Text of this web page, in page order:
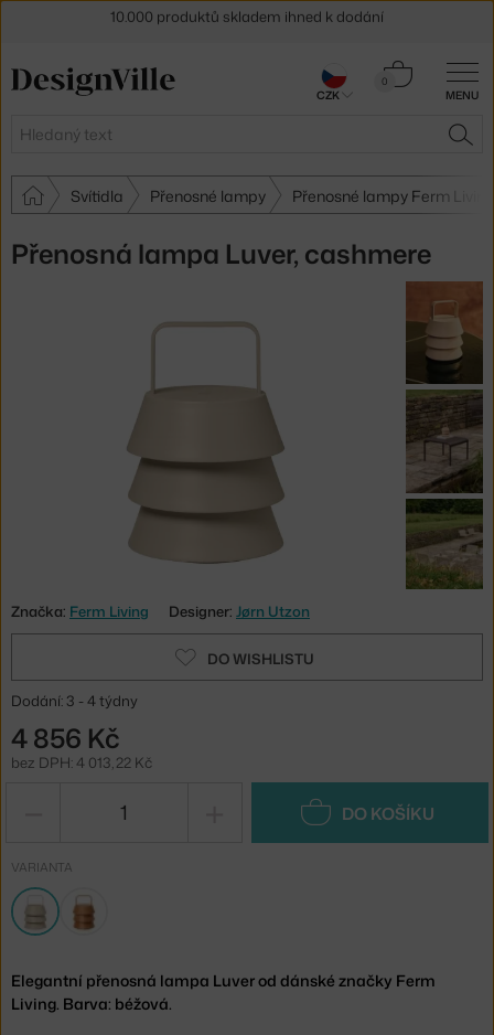
MENU
Hledat
0
Košík
Svítidla Přenosné lampy Přenosné lampy Ferm Living
Přenosná lampa Luver, cashmere
Značka: Ferm Living Designer: Jørn Utzon
DO WISHLISTU
Dodání: 3 - 4 týdny
4 856 Kč
bez DPH: 4 013,22 Kč
DO KOŠÍKU
VARIANTA
Elegantní přenosná lampa Luver od dánské značky Ferm
Living. Barva: béžová.
30 dní na vrácení zboží
CZK